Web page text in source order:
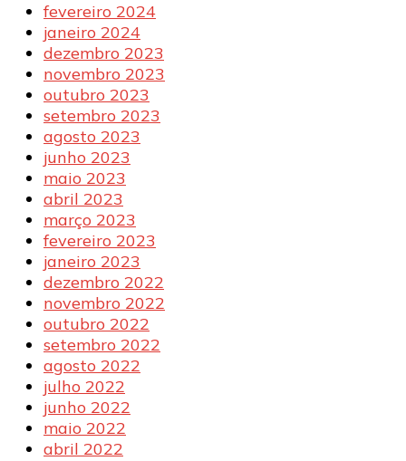
fevereiro 2024
janeiro 2024
dezembro 2023
novembro 2023
outubro 2023
setembro 2023
agosto 2023
junho 2023
maio 2023
abril 2023
março 2023
fevereiro 2023
janeiro 2023
dezembro 2022
novembro 2022
outubro 2022
setembro 2022
agosto 2022
julho 2022
junho 2022
maio 2022
abril 2022